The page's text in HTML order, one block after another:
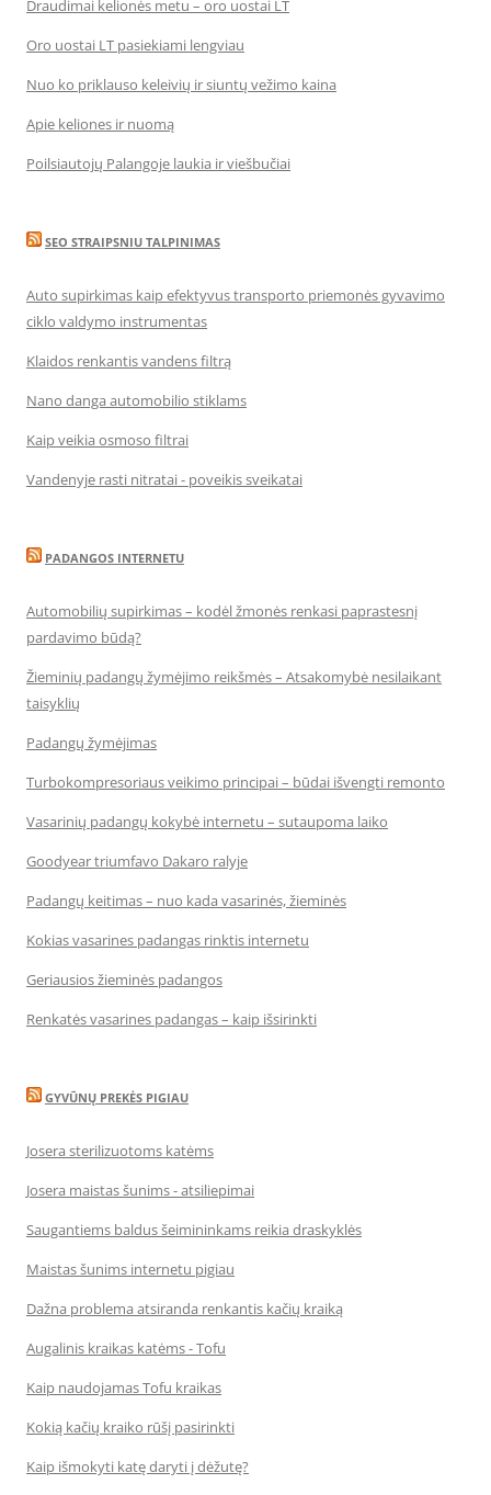
Draudimai kelionės metu – oro uostai LT
Oro uostai LT pasiekiami lengviau
Nuo ko priklauso keleivių ir siuntų vežimo kaina
Apie keliones ir nuomą
Poilsiautojų Palangoje laukia ir viešbučiai
SEO STRAIPSNIU TALPINIMAS
Auto supirkimas kaip efektyvus transporto priemonės gyvavimo
ciklo valdymo instrumentas
Klaidos renkantis vandens filtrą
Nano danga automobilio stiklams
Kaip veikia osmoso filtrai
Vandenyje rasti nitratai - poveikis sveikatai
PADANGOS INTERNETU
Automobilių supirkimas – kodėl žmonės renkasi paprastesnį
pardavimo būdą?
Žieminių padangų žymėjimo reikšmės – Atsakomybė nesilaikant
taisyklių
Padangų žymėjimas
Turbokompresoriaus veikimo principai – būdai išvengti remonto
Vasarinių padangų kokybė internetu – sutaupoma laiko
Goodyear triumfavo Dakaro ralyje
Padangų keitimas – nuo kada vasarinės, žieminės
Kokias vasarines padangas rinktis internetu
Geriausios žieminės padangos
Renkatės vasarines padangas – kaip išsirinkti
GYVŪNŲ PREKĖS PIGIAU
Josera sterilizuotoms katėms
Josera maistas šunims - atsiliepimai
Saugantiems baldus šeimininkams reikia draskyklės
Maistas šunims internetu pigiau
Dažna problema atsiranda renkantis kačių kraiką
Augalinis kraikas katėms - Tofu
Kaip naudojamas Tofu kraikas
Kokią kačių kraiko rūšį pasirinkti
Kaip išmokyti katę daryti į dėžutę?